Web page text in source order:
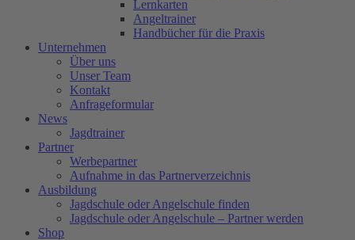
Lernkarten
Angeltrainer
Handbücher für die Praxis
Unternehmen
Über uns
Unser Team
Kontakt
Anfrageformular
News
Jagdtrainer
Partner
Werbepartner
Aufnahme in das Partnerverzeichnis
Ausbildung
Jagdschule oder Angelschule finden
Jagdschule oder Angelschule – Partner werden
Shop